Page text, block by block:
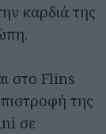
καρδιά της
στο Flins
της
σε